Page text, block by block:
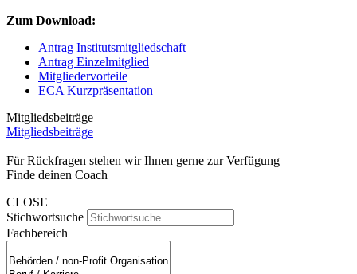
Zum Download:
Antrag Institutsmitgliedschaft
Antrag Einzelmitglied
Mitgliedervorteile
ECA Kurzpräsentation
Mitgliedsbeiträge
Mitgliedsbeiträge
Für Rückfragen stehen wir Ihnen gerne zur Verfügung
Finde deinen Coach
CLOSE
Stichwortsuche
Fachbereich